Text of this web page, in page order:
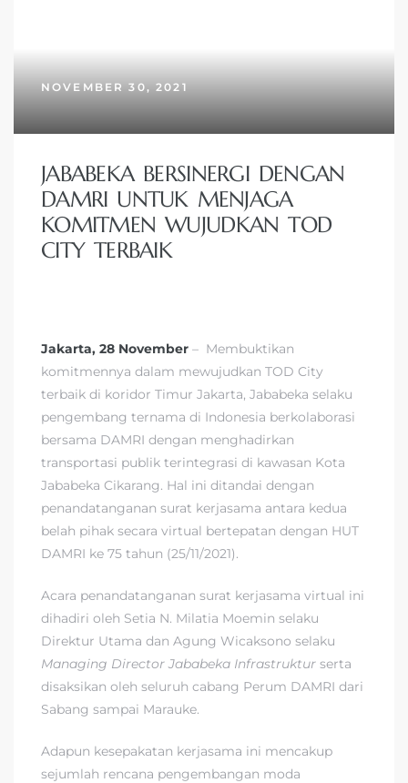
NOVEMBER 30, 2021
JABABEKA BERSINERGI DENGAN
DAMRI UNTUK MENJAGA
KOMITMEN WUJUDKAN TOD
CITY TERBAIK
Jakarta, 28 November – Membuktikan
komitmennya dalam mewujudkan TOD City
terbaik di koridor Timur Jakarta, Jababeka selaku
pengembang ternama di Indonesia berkolaborasi
bersama DAMRI dengan menghadirkan
transportasi publik terintegrasi di kawasan Kota
Jababeka Cikarang. Hal ini ditandai dengan
penandatanganan surat kerjasama antara kedua
belah pihak secara virtual bertepatan dengan HUT
DAMRI ke 75 tahun (25/11/2021).
Acara penandatanganan surat kerjasama virtual ini
dihadiri oleh Setia N. Milatia Moemin selaku
Direktur Utama dan Agung Wicaksono selaku
Managing Director Jababeka Infrastruktur serta
disaksikan oleh seluruh cabang Perum DAMRI dari
Sabang sampai Marauke.
Adapun kesepakatan kerjasama ini mencakup
sejumlah rencana pengembangan moda